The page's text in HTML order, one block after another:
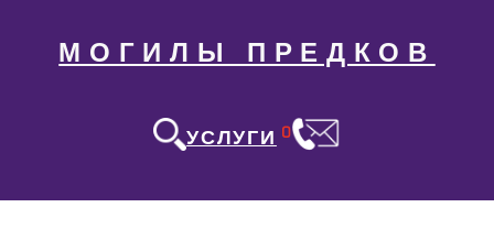
МОГИЛЫ ПРЕДКОВ
УСЛУГИ 0